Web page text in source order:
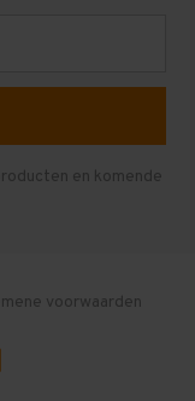
en komende
voorwaarden